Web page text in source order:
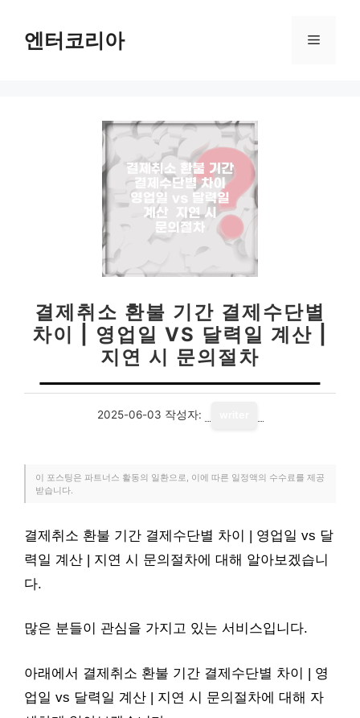
엔터코리아 메
결제취소 환불 기간 결제수단별
차이 | 영업일 VS 달력일 계산 |
지연 시 문의절차
2025-06-03 작성자:
이 포스팅은 파트너스 활동의 일환으로, 이에 따른 일정액의 수수료를 제공
받습니다.
결제취소 환불 기간 결제수단별 차이 | 영업일 vs 달
력일 계산 | 지연 시 문의절차에 대해 알아보겠습니
다.
많은 분들이 관심을 가지고 있는 서비스입니다.
아래에서 결제취소 환불 기간 결제수단별 차이 | 영
업일 vs 달력일 계산 | 지연 시 문의절차에 대해 자